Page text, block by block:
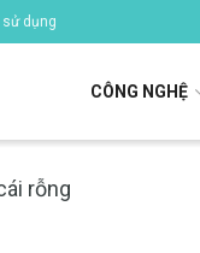
dụng
CÔNG NGHỆ
rỗng